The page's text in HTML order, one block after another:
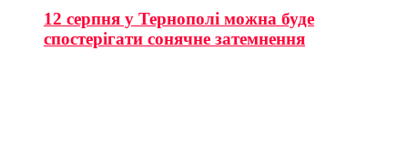
12 серпня у Тернополі можна буде
спостерігати сонячне затемнення